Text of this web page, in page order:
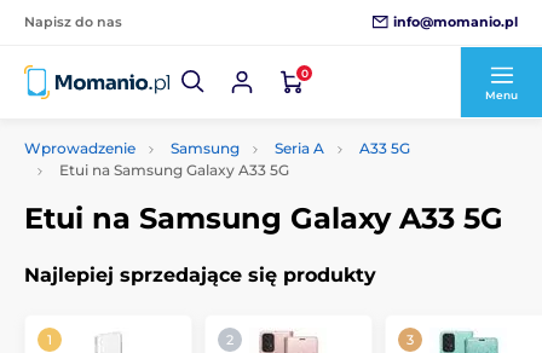
Napisz do nas info@momanio.pl
0
Menu
Wprowadzenie Samsung Seria A
A33 5G
Etui na Samsung Galaxy A33 5G
Etui na Samsung Galaxy A33 5G
Najlepiej sprzedające się produkty